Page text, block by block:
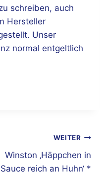
schreiben, auch
Hersteller
Unser
normal entgeltlich
WEITER
Winston ‚Häppchen in
Sauce reich an Huhn‘ *